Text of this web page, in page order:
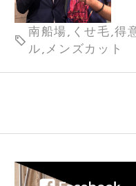
南船場,くせ毛,得
ル,メンズカット